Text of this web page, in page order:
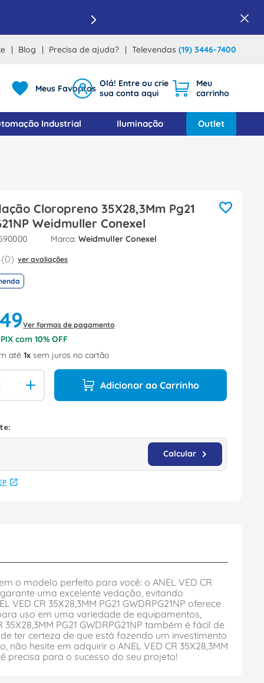
Blog Precisa de ajuda? Televendas (19) 3446-7400
Meus Favoritos
Industrial Iluminação Outlet
Cloropreno 35X28,3Mm Pg21
Weidmuller Conexel
Weidmuller Conexel
(0) ver avaliações
49Ver formas de pagamento
com10% OFF
até1 sem juros no cartão
Adicionar ao Carrinho
o modelo perfeito para você: o ANEL VED CR
uma excelente vedação, evitando
CR 35X28,3MM PG21 GWDRPG21NP oferece
uso em uma variedade de equipamentos,
PG21 GWDRPG21NP também é fácil de
ter certeza de que está fazendo um investimento
hesite em adquirir o ANEL VED CR 35X28,3MM
precisa para o sucesso do seu projeto!